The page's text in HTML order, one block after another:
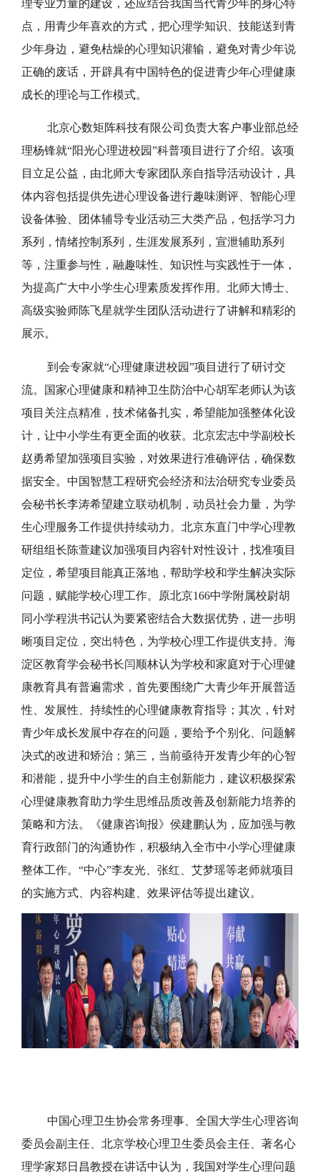
理专业力量的建设，还应结合我国当代青少年的身心特
点，用青少年喜欢的方式，把心理学知识、技能送到青
少年身边，避免枯燥的心理知识灌输，避免对青少年说
正确的废话，开辟具有中国特色的促进青少年心理健康
成长的理论与工作模式。
北京心数矩阵科技有限公司负责大客户事业部总经
理杨锋就“阳光心理进校园”科普项目进行了介绍。该项
目立足公益，由北师大专家团队亲自指导活动设计，具
体内容包括提供先进心理设备进行趣味测评、智能心理
设备体验、团体辅导专业活动三大类产品，包括学习力
系列，情绪控制系列，生涯发展系列，宣泄辅助系列
等，注重参与性，融趣味性、知识性与实践性于一体，
为提高广大中小学生心理素质发挥作用。北师大博士、
高级实验师陈飞星就学生团队活动进行了讲解和精彩的
展示。
到会专家就“心理健康进校园”项目进行了研讨交
流。国家心理健康和精神卫生防治中心胡军老师认为该
项目关注点精准，技术储备扎实，希望能加强整体化设
计，让中小学生有更全面的收获。北京宏志中学副校长
赵勇希望加强项目实验，对效果进行准确评估，确保数
据安全。中国智慧工程研究会经济和法治研究专业委员
会秘书长李涛希望建立联动机制，动员社会力量，为学
生心理服务工作提供持续动力。北京东直门中学心理教
研组组长陈萱建议加强项目内容针对性设计，找准项目
定位，希望项目能真正落地，帮助学校和学生解决实际
问题，赋能学校心理工作。原北京166中学附属校尉胡
同小学程洪书记认为要紧密结合大数据优势，进一步明
晰项目定位，突出特色，为学校心理工作提供支持。海
淀区教育学会秘书长闫顺林认为学校和家庭对于心理健
康教育具有普遍需求，首先要围绕广大青少年开展普适
性、发展性、持续性的心理健康教育指导；其次，针对
青少年成长发展中存在的问题，要给予个别化、问题解
决式的改进和矫治；第三，当前亟待开发青少年的心智
和潜能，提升中小学生的自主创新能力，建议积极探索
心理健康教育助力学生思维品质改善及创新能力培养的
策略和方法。《健康咨询报》侯建鹏认为，应加强与教
育行政部门的沟通协作，积极纳入全市中小学心理健康
整体工作。“中心”李友光、张红、艾梦瑶等老师就项目
的实施方式、内容构建、效果评估等提出建议。
中国心理卫生协会常务理事、全国大学生心理咨询
委员会副主任、北京学校心理卫生委员会主任、著名心
理学家郑日昌教授在讲话中认为，我国对学生心理问题